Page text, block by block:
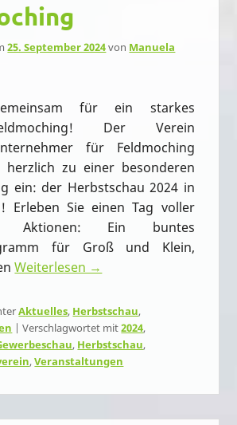
25. September 2024von Manuela
für ein starkes
Der Verein
für Feldmoching
herzlich zu einer besonderen
ein: der Herbstschau 2024 in
Erleben Sie einen Tag voller
Aktionen: Ein buntes
für Groß und Klein,
Weiterlesen →
Aktuelles, Herbstschau,
|Verschlagwortet mit2024,
, Herbstschau,
,Veranstaltungen